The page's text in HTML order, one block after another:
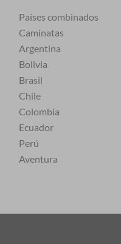
Países combinados
Caminatas
Argentina
Bolivia
Brasil
Chile
Colombia
Ecuador
Perú
Aventura